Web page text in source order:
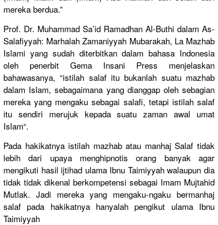
mereka berdua.”
Prof. Dr. Muhammad Sa’id Ramadhan Al-Buthi dalam As-
Salafiyyah: Marhalah Zamaniyyah Mubarakah, La Mazhab
Islami yang sudah diterbitkan dalam bahasa Indonesia
oleh penerbit Gema Insani Press menjelaskan
bahawasanya, “istilah salaf itu bukanlah suatu mazhab
dalam Islam, sebagaimana yang dianggap oleh sebagian
mereka yang mengaku sebagai salafi, tetapi istilah salaf
itu sendiri merujuk kepada suatu zaman awal umat
Islam“.
Pada hakikatnyaistilah mazhab atau manhaj Salaf tidak
lebih dari upaya menghipnotis orang banyak agar
mengikuti hasil ijtihad ulama Ibnu Taimiyyah walaupun dia
tidak tidak dikenal berkompetensi sebagai Imam Mujtahid
Mutlak. Jadi mereka yang mengaku-ngaku bermanhaj
salaf pada hakikatnyahanyalah pengikut ulama Ibnu
Taimiyyah